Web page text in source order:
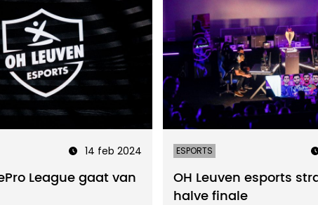
14 feb 2024
League gaat van
ESPORTS
OH Leuven esports
halve finale